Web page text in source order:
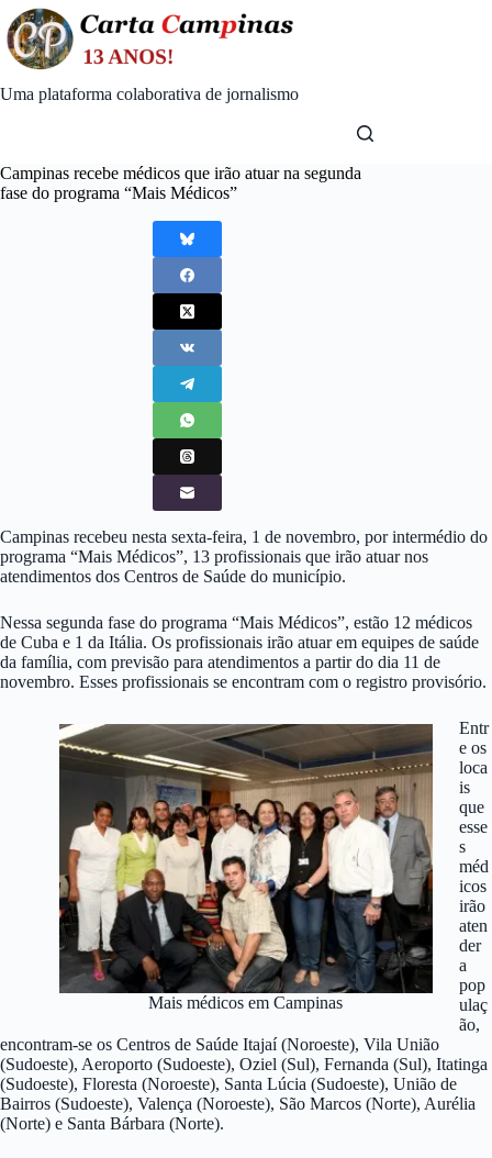
Skip
to
content
Uma plataforma colaborativa de jornalismo
Campinas recebe médicos que irão atuar na segunda
fase do programa “Mais Médicos”
Campinas recebeu nesta sexta-feira, 1 de novembro, por intermédio do
programa “Mais Médicos”, 13 profissionais que irão atuar nos
atendimentos dos Centros de Saúde do município.
Nessa segunda fase do programa “Mais Médicos”, estão 12 médicos
de Cuba e 1 da Itália. Os profissionais irão atuar em equipes de saúde
da família, com previsão para atendimentos a partir do dia 11 de
novembro. Esses profissionais se encontram com o registro provisório.
Mais médicos em Campinas
Entr
e os
loca
is
que
esse
s
méd
icos
irão
aten
der
a
pop
ulaç
ão,
encontram-se os Centros de Saúde Itajaí (Noroeste), Vila União
(Sudoeste), Aeroporto (Sudoeste), Oziel (Sul), Fernanda (Sul), Itatinga
(Sudoeste), Floresta (Noroeste), Santa Lúcia (Sudoeste), União de
Bairros (Sudoeste), Valença (Noroeste), São Marcos (Norte), Aurélia
(Norte) e Santa Bárbara (Norte).